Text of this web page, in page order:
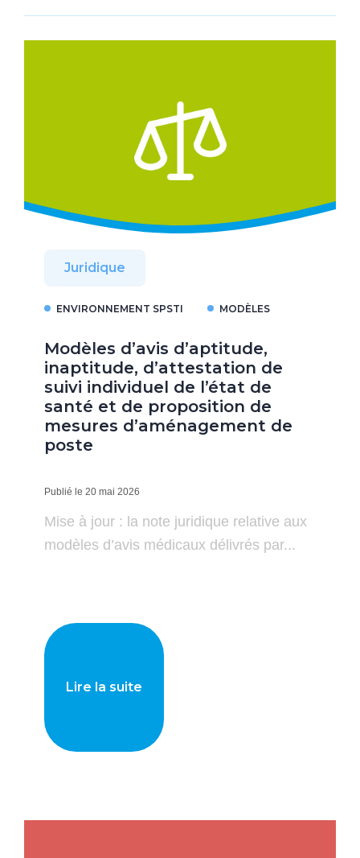
Juridique
ENVIRONNEMENT SPSTI MODÈLES
Modèles d’avis d’aptitude,
inaptitude, d’attestation de
suivi individuel de l’état de
santé et de proposition de
mesures d’aménagement de
poste
Publié le 20 mai 2026
Mise à jour : la note juridique relative aux
modèles d’avis médicaux délivrés par...
Lire la suite